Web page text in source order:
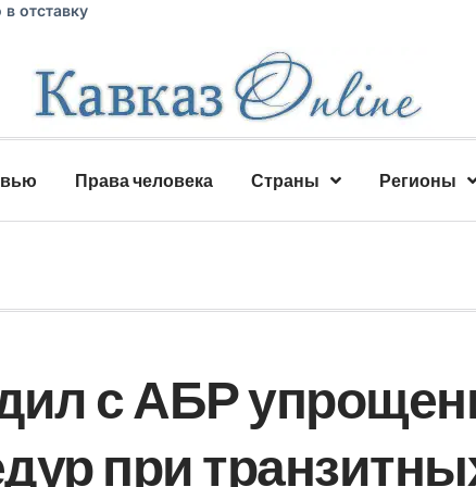
отставку
Права человека Страны Регионы
с АБР
при